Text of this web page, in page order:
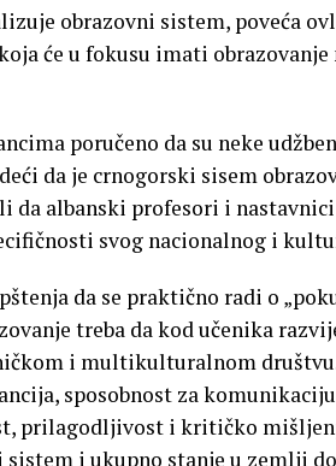
obrazovni sistem, poveća
će u fokusu imati obrazovanje
poručeno da su neke
da je crnogorski sisem
da albanski profesori i
svog nacionalnog i
da se praktično radi o
treba da kod učenika
i multikulturalnom društvu.
sposobnost za
prilagodljivost i kritičko
i ukupno stanje u zemlji